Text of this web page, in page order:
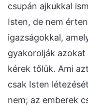
csupán ajkukkal
Isten, de nem
igazságokkal,
gyakorolják
kérek tőlük. Ami
csak Isten
nem; az emberek